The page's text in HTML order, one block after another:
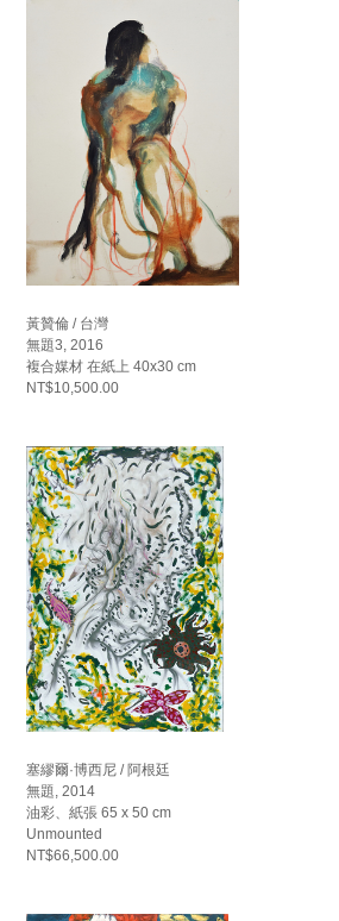
黃贊倫 / 台灣
無題3, 2016
複合媒材 在紙上 40x30 cm
NT$10,500.00
塞繆爾·博西尼 / 阿根廷
無題, 2014
油彩、紙張 65 x 50 cm
Unmounted
NT$66,500.00